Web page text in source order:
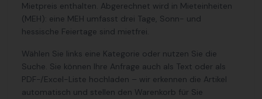
Mietpreis enthalten. Abgerechnet wird in Mieteinheiten
(MEH): eine MEH umfasst drei Tage, Sonn- und
hessische Feiertage sind mietfrei.
Wählen Sie links eine Kategorie oder nutzen Sie die
Suche. Sie können Ihre Anfrage auch als Text oder als
PDF-/Excel-Liste hochladen – wir erkennen die Artikel
automatisch und stellen den Warenkorb für Sie